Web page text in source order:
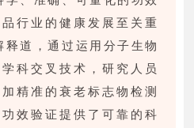
行业的健康发展至关重
道，通过运用分子生物
科交叉技术，研究人员
精准的衰老标志物检测
效验证提供了可靠的科